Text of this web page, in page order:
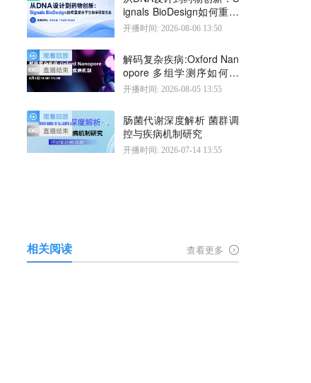
ignals BioDesign如何重塑
分子生物学研发生态
开播时间: 2026-08-06 13:50
解码复杂疾病:Oxford Nan
opore 多组学测序如何揭
示疾病机制
开播时间: 2026-08-05 13:55
肠菌代谢深度解析 菌群调
控与疾病机制研究
开播时间: 2026-07-14 13:55
相关阅读 查看更多